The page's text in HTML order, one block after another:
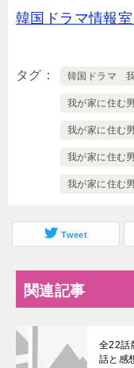
韓国ドラマ情報
タグ 韓国ドラマ 我
我が家に住む
我が家に住む
我が家に住む
我が家に住む
Tweet
関連記事
全22話
話と感